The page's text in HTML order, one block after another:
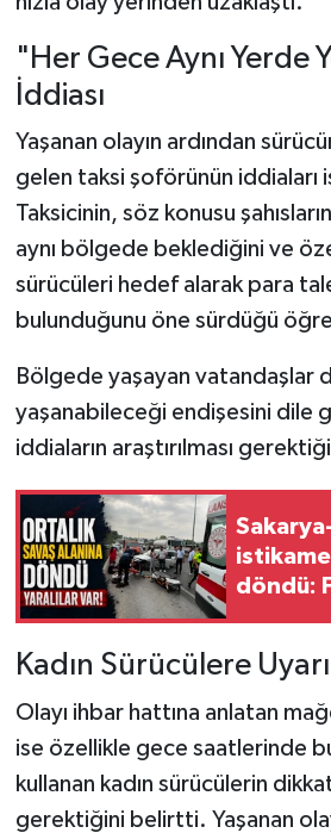
"Her Gece Aynı Yerde
İddiası
Yaşanan olayın ardından
gelen taksi şoförünün iddiaları
Taksicinin, söz konusu
aynı bölgede beklediğini ve
sürücüleri hedef alarak para
bulunduğunu öne sürdüğü
Bölgede yaşayan vatandaşlar
yaşanabileceği endişesini dile
iddiaların araştırılması
döndü:
Kadın Sürücülere Uyarı
Olayı ihbar hattına anlatan
ise özellikle gece saatlerinde
kullanan kadın sürücülerin
gerektiğini belirtti. Yaşanan